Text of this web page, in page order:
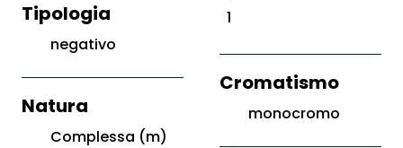
Tipologia
negativo
Natura
Complessa (m)
1
Cromatismo
monocromo